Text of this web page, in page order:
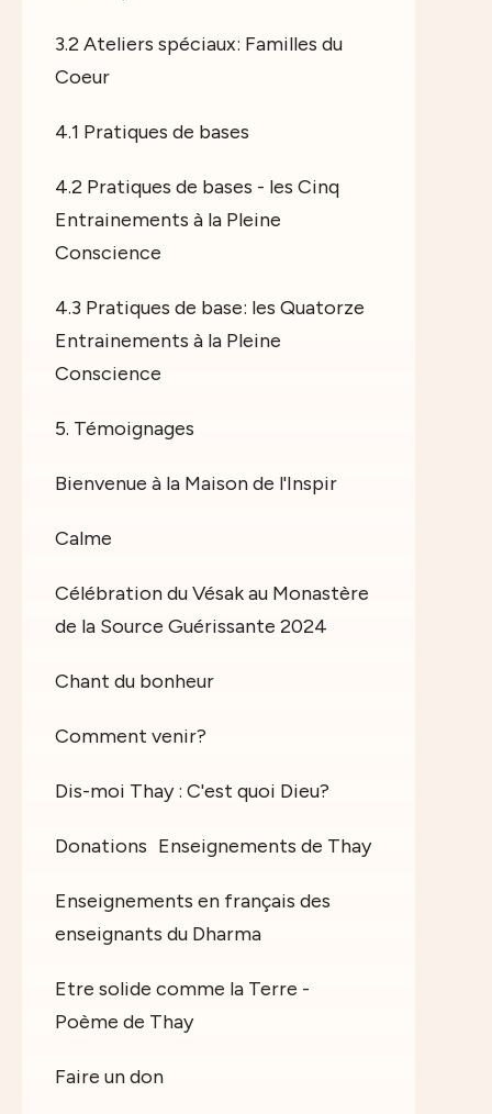
3.2 Ateliers spéciaux: Familles du
Coeur
4.1 Pratiques de bases
4.2 Pratiques de bases - les Cinq
Entrainements à la Pleine
Conscience
4.3 Pratiques de base: les Quatorze
Entrainements à la Pleine
Conscience
5. Témoignages
Bienvenue à la Maison de l'Inspir
Calme
Célébration du Vésak au Monastère
de la Source Guérissante 2024
Chant du bonheur
Comment venir?
Dis-moi Thay : C'est quoi Dieu?
Donations Enseignements de Thay
Enseignements en français des
enseignants du Dharma
Etre solide comme la Terre -
Poème de Thay
Faire un don